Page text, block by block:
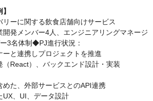
ーに関する飲食店舗向けサービス
発メンバー4人、エンジニアリングマネージ
3名体制◆PJ進行状況：
ーと連携しプロジェクトを推進
（React）、バックエンド設計・実装
めた、外部サービスとのAPI連携
UX、UI、データ設計